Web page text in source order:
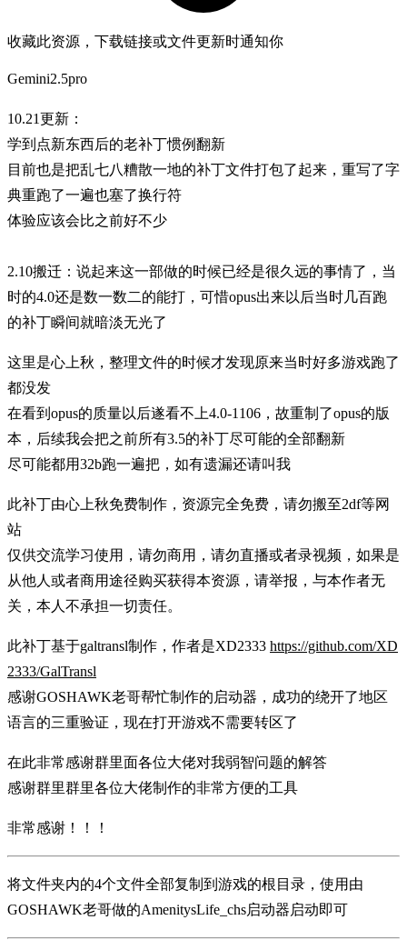
收藏此资源，下载链接或文件更新时通知你
Gemini2.5pro
10.21更新：
学到点新东西后的老补丁惯例翻新
目前也是把乱七八糟散一地的补丁文件打包了起来，重写了字
典重跑了一遍也塞了换行符
体验应该会比之前好不少
2.10搬迁：说起来这一部做的时候已经是很久远的事情了，当
时的4.0还是数一数二的能打，可惜opus出来以后当时几百跑
的补丁瞬间就暗淡无光了
这里是心上秋，整理文件的时候才发现原来当时好多游戏跑了
都没发
在看到opus的质量以后遂看不上4.0-1106，故重制了opus的版
本，后续我会把之前所有3.5的补丁尽可能的全部翻新
尽可能都用32b跑一遍把，如有遗漏还请叫我
此补丁由心上秋免费制作，资源完全免费，请勿搬至2df等网
站
仅供交流学习使用，请勿商用，请勿直播或者录视频，如果是
从他人或者商用途径购买获得本资源，请举报，与本作者无
关，本人不承担一切责任。
此补丁基于galtransl制作，作者是XD2333 https://github.com/XD
2333/GalTransl
感谢GOSHAWK老哥帮忙制作的启动器，成功的绕开了地区
语言的三重验证，现在打开游戏不需要转区了
在此非常感谢群里面各位大佬对我弱智问题的解答
感谢群里群里各位大佬制作的非常方便的工具
非常感谢！！！
将文件夹内的4个文件全部复制到游戏的根目录，使用由
GOSHAWK老哥做的AmenitysLife_chs启动器启动即可